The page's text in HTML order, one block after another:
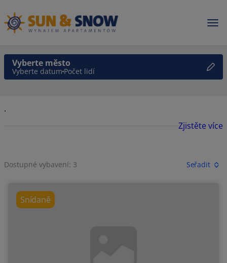
Vyberte město
Vyberte datum Počet lidí
.
Zjistěte více
Dostupné vybavení: 3 Seřadit
Snídaně